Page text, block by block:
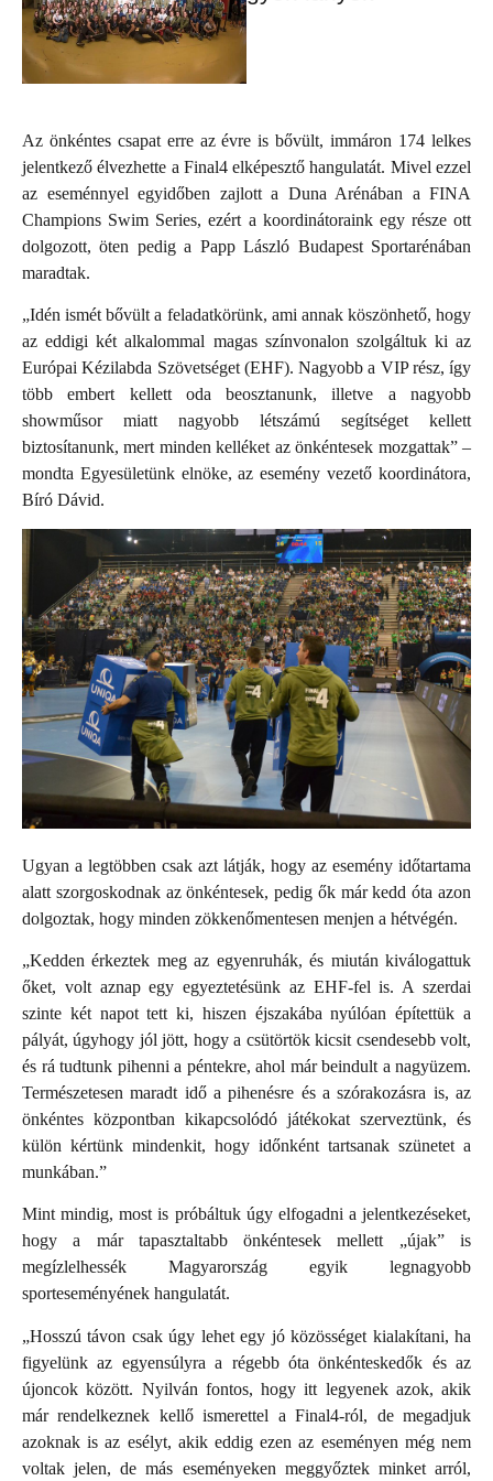
Az önkéntes csapat erre az évre is bővült, immáron 174 lelkes
jelentkező élvezhette a Final4 elképesztő hangulatát. Mivel ezzel
az eseménnyel egyidőben zajlott a Duna Arénában a FINA
Champions Swim Series, ezért a koordinátoraink egy része ott
dolgozott, öten pedig a Papp László Budapest Sportarénában
maradtak.
„Idén ismét bővült a feladatkörünk, ami annak köszönhető, hogy
az eddigi két alkalommal magas színvonalon szolgáltuk ki az
Európai Kézilabda Szövetséget (EHF). Nagyobb a VIP rész, így
több embert kellett oda beosztanunk, illetve a nagyobb
showműsor miatt nagyobb létszámú segítséget kellett
biztosítanunk, mert minden kelléket az önkéntesek mozgattak” –
mondta Egyesületünk elnöke, az esemény vezető koordinátora,
Bíró Dávid.
Ugyan a legtöbben csak azt látják, hogy az esemény időtartama
alatt szorgoskodnak az önkéntesek, pedig ők már kedd óta azon
dolgoztak, hogy minden zökkenőmentesen menjen a hétvégén.
„Kedden érkeztek meg az egyenruhák, és miután kiválogattuk
őket, volt aznap egy egyeztetésünk az EHF-fel is. A szerdai
szinte két napot tett ki, hiszen éjszakába nyúlóan építettük a
pályát, úgyhogy jól jött, hogy a csütörtök kicsit csendesebb volt,
és rá tudtunk pihenni a péntekre, ahol már beindult a nagyüzem.
Természetesen maradt idő a pihenésre és a szórakozásra is, az
önkéntes központban kikapcsolódó játékokat szerveztünk, és
külön kértünk mindenkit, hogy időnként tartsanak szünetet a
munkában.”
Mint mindig, most is próbáltuk úgy elfogadni a jelentkezéseket,
hogy a már tapasztaltabb önkéntesek mellett „újak” is
megízlelhessék Magyarország egyik legnagyobb
sporteseményének hangulatát.
„Hosszú távon csak úgy lehet egy jó közösséget kialakítani, ha
figyelünk az egyensúlyra a régebb óta önkénteskedők és az
újoncok között. Nyilván fontos, hogy itt legyenek azok, akik
már rendelkeznek kellő ismerettel a Final4-ról, de megadjuk
azoknak is az esélyt, akik eddig ezen az eseményen még nem
voltak jelen, de más eseményeken meggyőztek minket arról,